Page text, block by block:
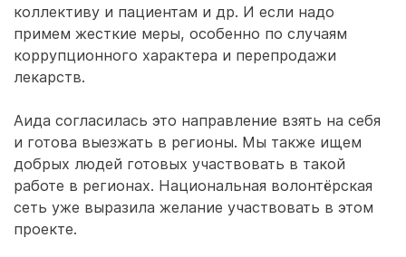
коллективу и пациентам и др. И если надо
примем жесткие меры, особенно по случаям
коррупционного характера и перепродажи
лекарств.
Аида согласилась это направление взять на себя
и готова выезжать в регионы. Мы также ищем
добрых людей готовых участвовать в такой
работе в регионах. Национальная волонтёрская
сеть уже выразила желание участвовать в этом
проекте.